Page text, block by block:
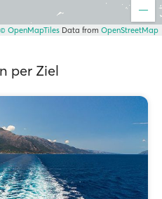
© OpenMapTiles Data from OpenStreetMap
per Ziel